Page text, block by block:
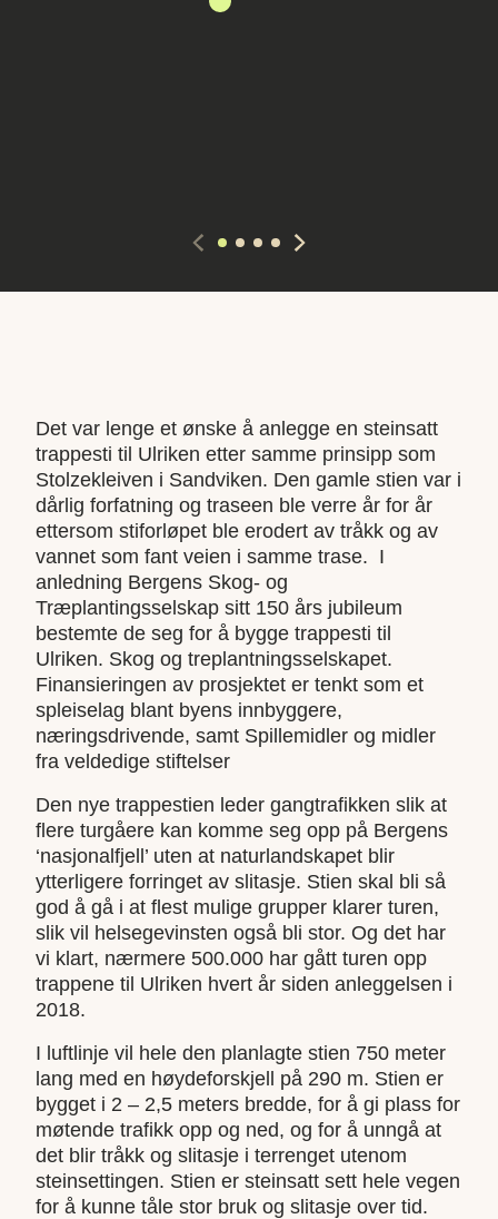
Det var lenge et ønske å anlegge en steinsatt
trappesti til Ulriken etter samme prinsipp som
Stolzekleiven i Sandviken. Den gamle stien var i
dårlig forfatning og traseen ble verre år for år
ettersom stiforløpet ble erodert av tråkk og av
vannet som fant veien i samme trase. I
anledning Bergens Skog- og
Træplantingsselskap sitt 150 års jubileum
bestemte de seg for å bygge trappesti til
Ulriken. Skog og treplantningsselskapet.
Finansieringen av prosjektet er tenkt som et
spleiselag blant byens innbyggere,
næringsdrivende, samt Spillemidler og midler
fra veldedige stiftelser
Den nye trappestien leder gangtrafikken slik at
flere turgåere kan komme seg opp på Bergens
‘nasjonalfjell’ uten at naturlandskapet blir
ytterligere forringet av slitasje. Stien skal bli så
god å gå i at flest mulige grupper klarer turen,
slik vil helsegevinsten også bli stor. Og det har
vi klart, nærmere 500.000 har gått turen opp
trappene til Ulriken hvert år siden anleggelsen i
2018.
I luftlinje vil hele den planlagte stien 750 meter
lang med en høydeforskjell på 290 m. Stien er
bygget i 2 – 2,5 meters bredde, for å gi plass for
møtende trafikk opp og ned, og for å unngå at
det blir tråkk og slitasje i terrenget utenom
steinsettingen. Stien er steinsatt sett hele vegen
for å kunne tåle stor bruk og slitasje over tid.